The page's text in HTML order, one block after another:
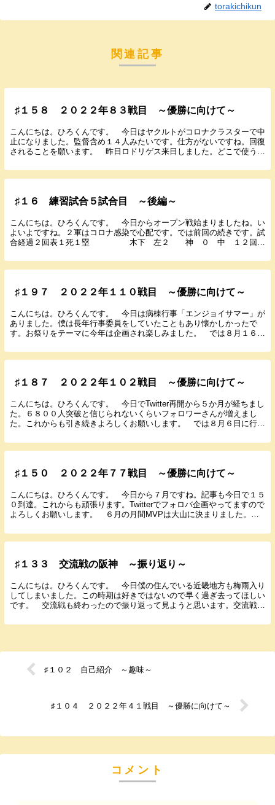
torakichikun
関連記事
♯１５８ ２０２２年８３戦目 ～優勝に向けて～
こんにちは。ひろくんです。 今日はヤクルトがコロナクラスターで中
止になりました。監督含め１４人みたいです。仕方がないですね。回復
されることを願います。 昨日ロドリゲス来日しました。どこで使うん
♯１６ 練習試合５試合目 ～後編～
こんにちは。ひろくんです。 今日からオープン戦始まりましたね。い
よいよですね。２軍はコロナ感染で心配です。では前回の続きです。試
合経過２回表１死１塁 木下 左２ 神 ０ 中 １２回表
♯１９７ ２０２２年１１０戦目 ～優勝に向けて～
こんにちは。ひろくんです。 今日は病棟行事「エンジョイサマー」が
ありました。僕は長年行事委員をしていたこともあり懐かしかったで
す。お祭りをテーマに今年は企画され楽しみました。 では８月１６日
♯１８７ ２０２２年１０２戦目 ～優勝に向けて～
こんにちは。ひろくんです。 今日でTwitter再開から５か月が経ちまし
た。６８００人突破と信じられないくらいフォロワーさんが増えまし
た。これからも引き続きよろしくお願いします。 では８月６日に行わ
♯１５０ ２０２２年７７戦目 ～優勝に向けて～
こんにちは。ひろくんです。 今日から７月ですね。記事も今日で１５
０到達。これからも頑張ります。Twitterでフォロバ企画やってますので
よろしくお願いします。 ６月の月間MVPは大山に決まりました。参
♯１３３ 交流戦の阪神 ～振り返り～
こんにちは。ひろくんです。 今日僕の住んでいる近畿地方も梅雨入り
してしまいました。この時期は好きではないので早く過ぎ去ってほしい
です。 交流戦も終わったので振り返って見ようと思います。交流戦前
♯１０２ 自己紹介 ～趣味～
♯１０４ ２０２２年４１戦目 ～優勝に向けて～
コメント